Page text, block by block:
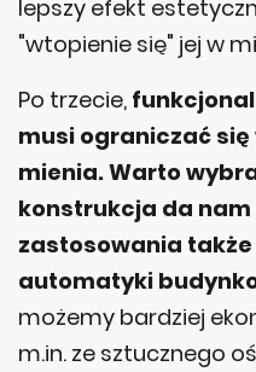
lepszy efekt
"wtopienie się" jej w
Po trzecie,
musi ograniczać
mienia. Warto
konstrukcja da
zastosowania
automatyki
możemy bardziej
m.in. ze sztucznego